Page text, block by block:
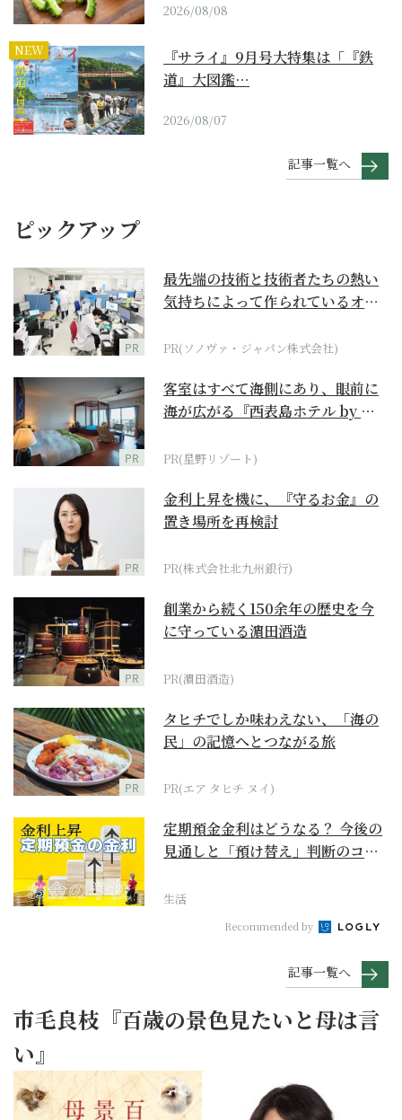
2026/08/08
NEW
『サライ』9月号大特集は「『鉄
道』大図鑑…
2026/08/07
記事一覧へ
ピックアップ
PR
最先端の技術と技術者たちの熱い
気持ちによって作られているオー
PR(ソノヴァ・ジャパン株式会社)
PR
客室はすべて海側にあり、眼前に
海が広がる『西表島ホテル by 星
PR(星野リゾート)
PR
金利上昇を機に、『守るお金』の
置き場所を再検討
PR(株式会社北九州銀行)
PR
創業から続く150余年の歴史を今
に守っている濵田酒造
PR(濵田酒造)
PR
タヒチでしか味わえない、「海の
民」の記憶へとつながる旅
PR(エア タヒチ ヌイ)
定期預金金利はどうなる？ 今後の
見通しと「預け替え」判断のコツ
生活
Recommended by
記事一覧へ
市毛良枝『百歳の景色見たいと母は言
い』